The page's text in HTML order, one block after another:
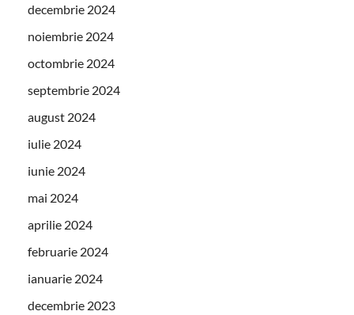
decembrie 2024
noiembrie 2024
octombrie 2024
septembrie 2024
august 2024
iulie 2024
iunie 2024
mai 2024
aprilie 2024
februarie 2024
ianuarie 2024
decembrie 2023